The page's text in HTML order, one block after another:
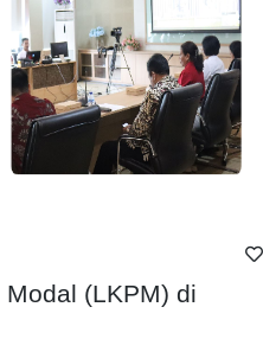
(LKPM) di